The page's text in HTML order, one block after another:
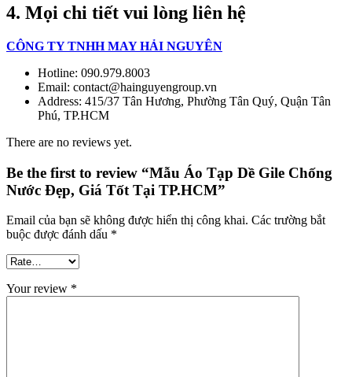
4. Mọi chi tiết vui lòng liên hệ
CÔNG TY TNHH MAY HẢI NGUYÊN
Hotline: 090.979.8003
Email: contact@hainguyengroup.vn
Address: 415/37 Tân Hương, Phường Tân Quý, Quận Tân
Phú, TP.HCM
There are no reviews yet.
Be the first to review “Mẫu Áo Tạp Dề Gile Chống
Nước Đẹp, Giá Tốt Tại TP.HCM”
Email của bạn sẽ không được hiển thị công khai. Các trường bắt
buộc được đánh dấu *
Your review *